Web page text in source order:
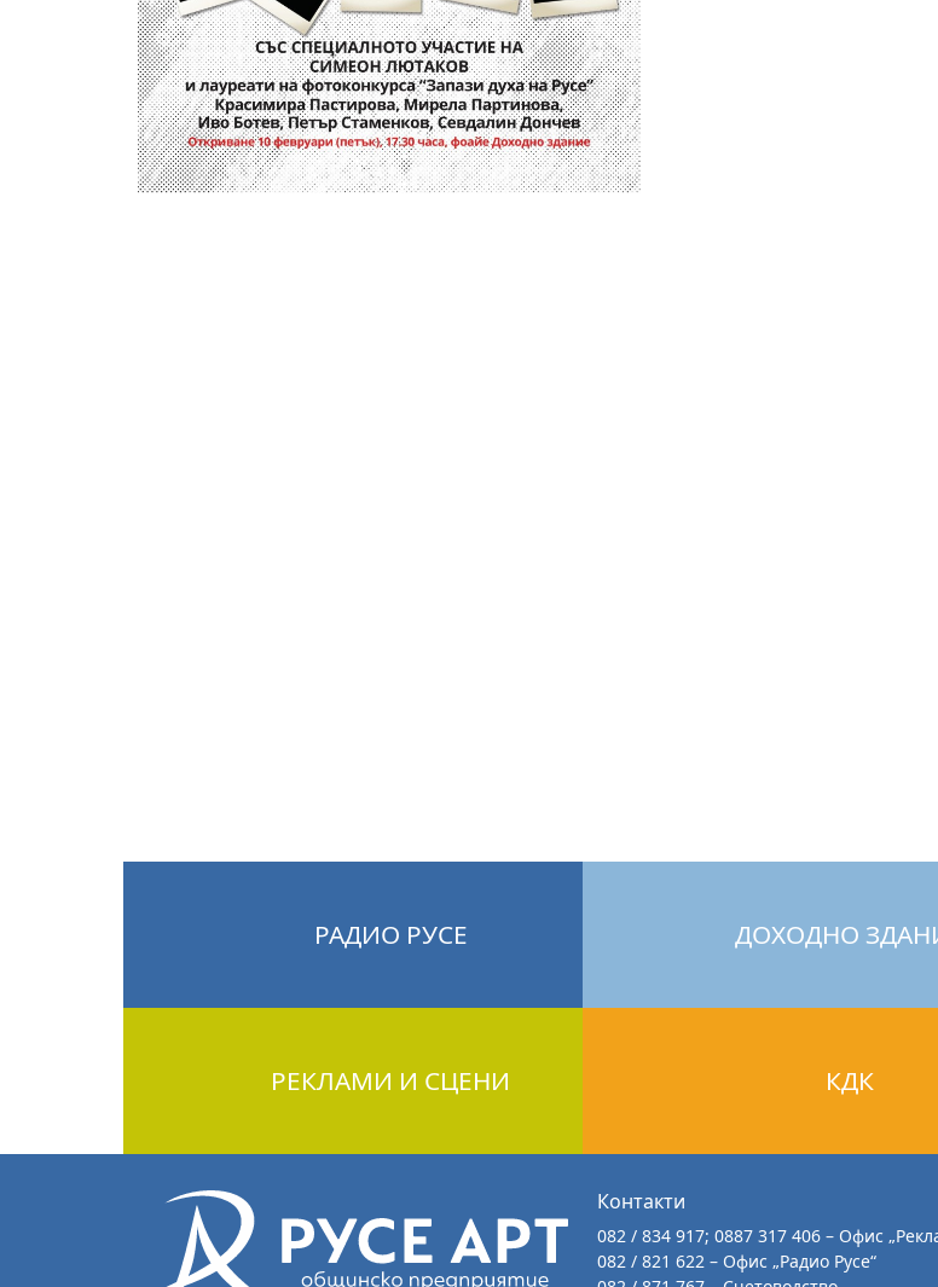
РАДИО РУСЕ ДОХОДНО
РЕКЛАМИ И СЦЕНИ КДК
Контакти
082 / 834 917; 0887 317 406 – Офис
082 / 821 622 – Офис „Радио Русе“